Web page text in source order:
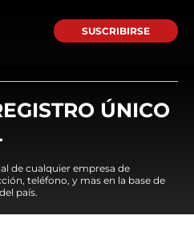
SUSCRIBIRSE
ÚNICO
de cualquier empresa de
teléfono, y mas en la base de
país.